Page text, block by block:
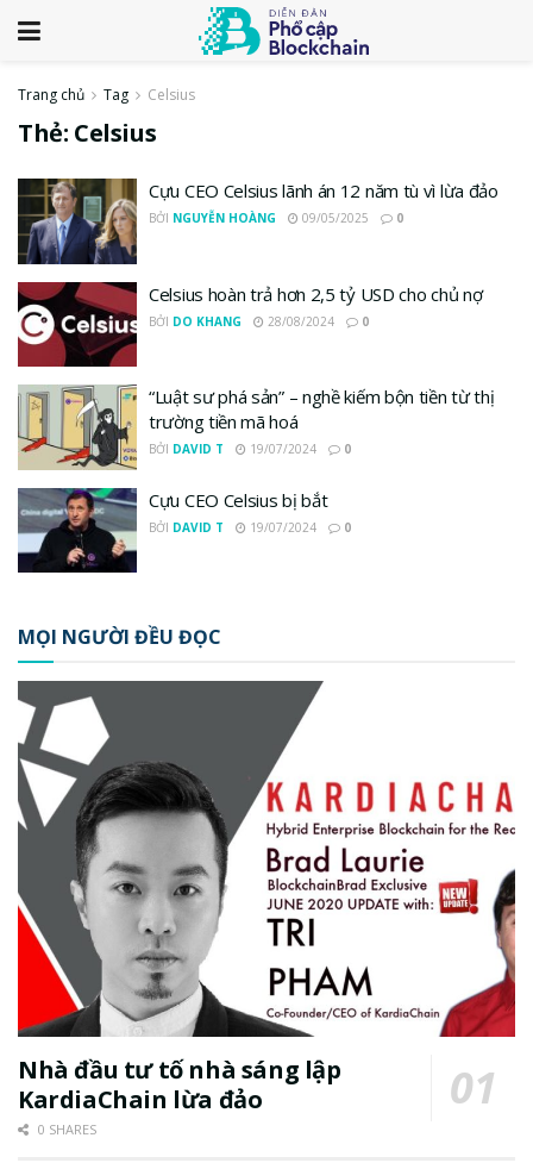
Trang chủ Tag Celsius
Thẻ: Celsius
Cựu CEO Celsius lãnh án 12 năm tù vì lừa đảo
BỞI NGUYỄN HOÀNG 09/05/2025 0
Celsius hoàn trả hơn 2,5 tỷ USD cho chủ nợ
BỞI DO KHANG 28/08/2024 0
“Luật sư phá sản” – nghề kiếm bộn tiền từ thị
trường tiền mã hoá
BỞI DAVID T 19/07/2024 0
Cựu CEO Celsius bị bắt
BỞI DAVID T 19/07/2024 0
MỌI NGƯỜI ĐỀU ĐỌC
Nhà đầu tư tố nhà sáng lập
KardiaChain lừa đảo
0 SHARES